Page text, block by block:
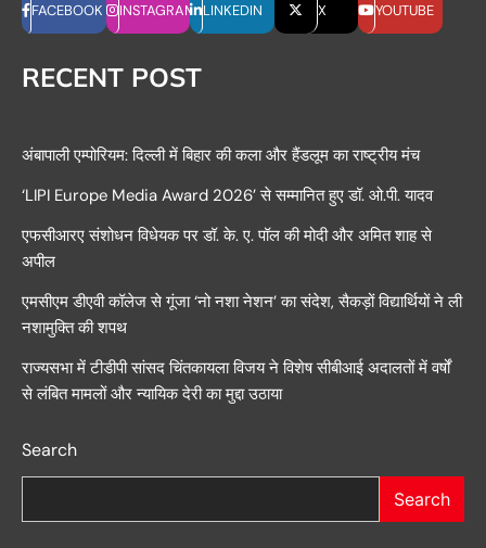
FACEBOOK INSTAGRAM LINKEDIN X YOUTUBE
RECENT POST
अंबापाली एम्पोरियम: दिल्ली में बिहार की कला और हैंडलूम का राष्ट्रीय मंच
‘LIPI Europe Media Award 2026’ से सम्मानित हुए डॉ. ओ.पी. यादव
एफसीआरए संशोधन विधेयक पर डॉ. के. ए. पॉल की मोदी और अमित शाह से
अपील
एमसीएम डीएवी कॉलेज से गूंजा ‘नो नशा नेशन’ का संदेश, सैकड़ों विद्यार्थियों ने ली
नशामुक्ति की शपथ
राज्यसभा में टीडीपी सांसद चिंतकायला विजय ने विशेष सीबीआई अदालतों में वर्षों
से लंबित मामलों और न्यायिक देरी का मुद्दा उठाया
Search
Search